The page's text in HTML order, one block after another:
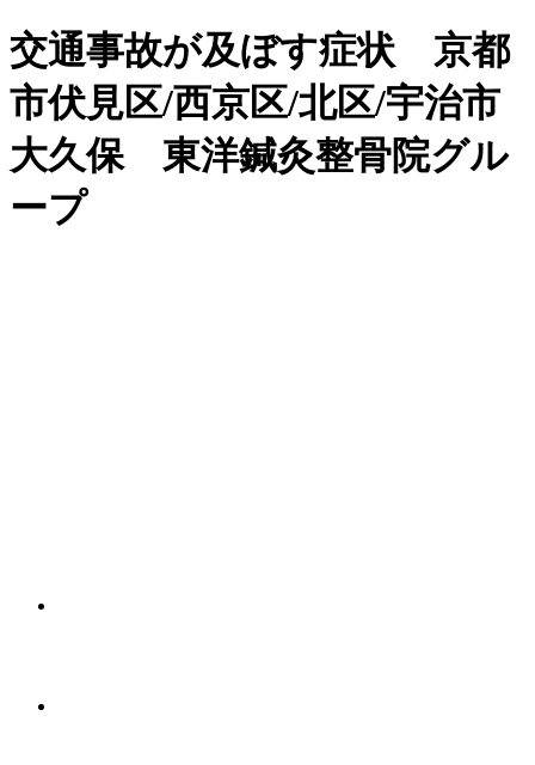
交通事故が及ぼす症状 京都
市伏見区/西京区/北区/宇治市
大久保 東洋鍼灸整骨院グル
ープ